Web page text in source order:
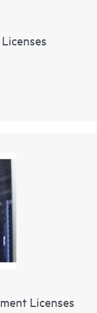
Licenses